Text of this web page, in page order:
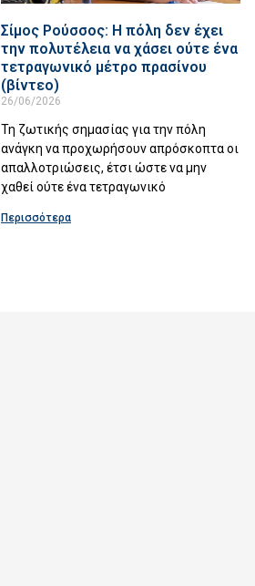
Σίμος Ρούσσος: Η πόλη δεν έχει
την πολυτέλεια να χάσει ούτε ένα
τετραγωνικό μέτρο πρασίνου
(βίντεο)
26/06/2026
Τη ζωτικής σημασίας για την πόλη
ανάγκη να προχωρήσουν απρόσκοπτα οι
απαλλοτριώσεις, έτσι ώστε να μην
χαθεί ούτε ένα τετραγωνικό
Περισσότερα